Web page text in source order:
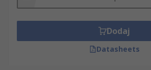
Dodaj
Datasheets